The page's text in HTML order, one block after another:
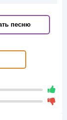
песню